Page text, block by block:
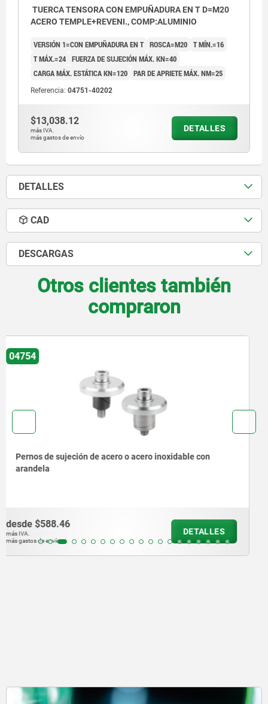
TUERCA TENSORA CON EMPUÑADURA EN T D=M20
ACERO TEMPLE+REVENI., COMP:ALUMINIO
VERSIÓN 1=CON EMPUÑADURA EN T ROSCA=M20 T MÍN.=16
T MÁX.=24 FUERZA DE SUJECIÓN MÁX. KN=40
CARGA MÁX. ESTÁTICA KN=120 PAR DE APRIETE MÁX. NM=25
Referencia: 04751-40202
$13,038.12
más IVA.
más gastos de envío
DETALLES
DETALLES
CAD
DESCARGAS
Otros clientes también
compraron
04757
Rodamientos giratorios de acero con perno roscado
desde$164.05
más gastos de envío
DETALLES